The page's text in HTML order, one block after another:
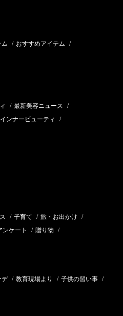
/ おすすめアイテム /
/ 最新美容ニュース /
インナービューティ /
/ 子育て / 旅・お出かけ /
ケート / 贈り物 /
デ / 教育現場より / 子供の習い事 /